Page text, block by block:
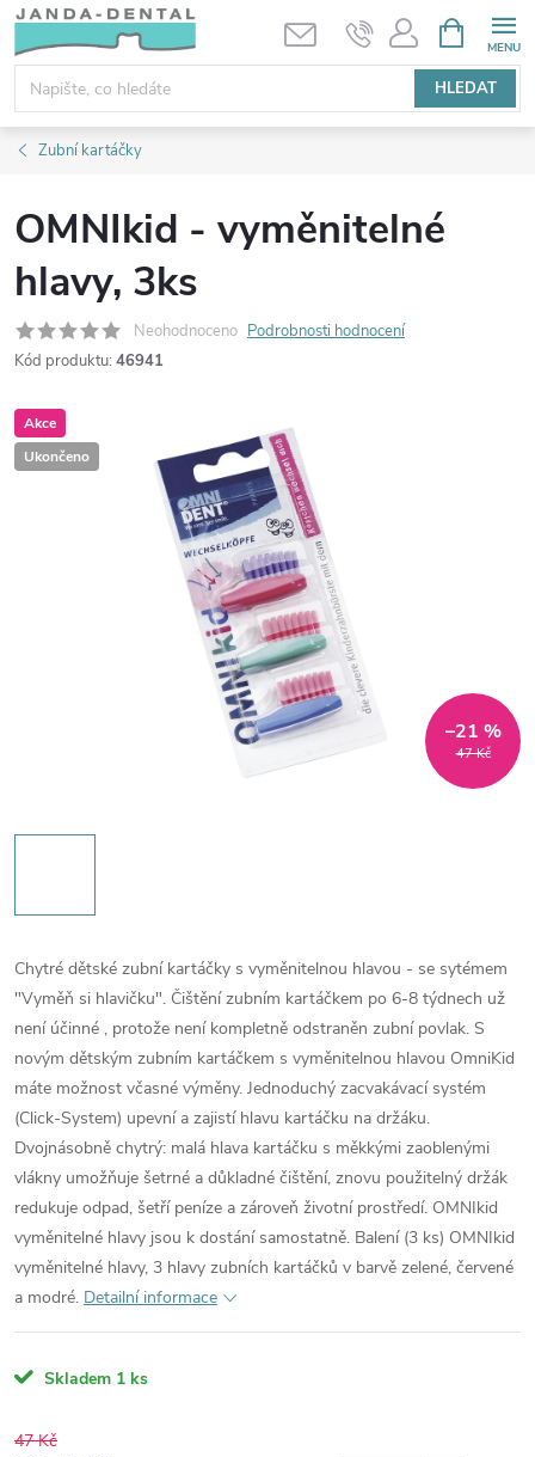
Přejít
obsah
HLEDAT
NÁKUPNÍ
KOŠÍK
Zubní kartáčky
OMNIkid - vyměnitelné
hlavy, 3ks
Neohodnoceno Podrobnosti hodnocení
Kód produktu: 46941
Akce
Ukončeno
47 Kč
–21 %
Chytré dětské zubní kartáčky s vyměnitelnou hlavou - se sytémem
"Vyměň si hlavičku". Čištění zubním kartáčkem po 6-8 týdnech už
není účinné , protože není kompletně odstraněn zubní povlak. S
novým dětským zubním kartáčkem s vyměnitelnou hlavou OmniKid
máte možnost včasné výměny. Jednoduchý zacvakávací systém
(Click-System) upevní a zajistí hlavu kartáčku na držáku.
Dvojnásobně chytrý: malá hlava kartáčku s měkkými zaoblenými
vlákny umožňuje šetrné a důkladné čištění, znovu použitelný držák
redukuje odpad, šetří peníze a zároveň životní prostředí. OMNIkid
vyměnitelné hlavy jsou k dostání samostatně. Balení (3 ks) OMNIkid
vyměnitelné hlavy, 3 hlavy zubních kartáčků v barvě zelené, červené
a modré. Detailní informace
Skladem 1 ks
47 Kč